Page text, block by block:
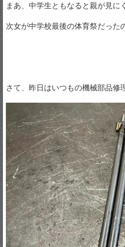
まあ、中学生ともなると親が見
次女が中学校最後の体育祭だった
さて、昨日はいつもの機械部品修